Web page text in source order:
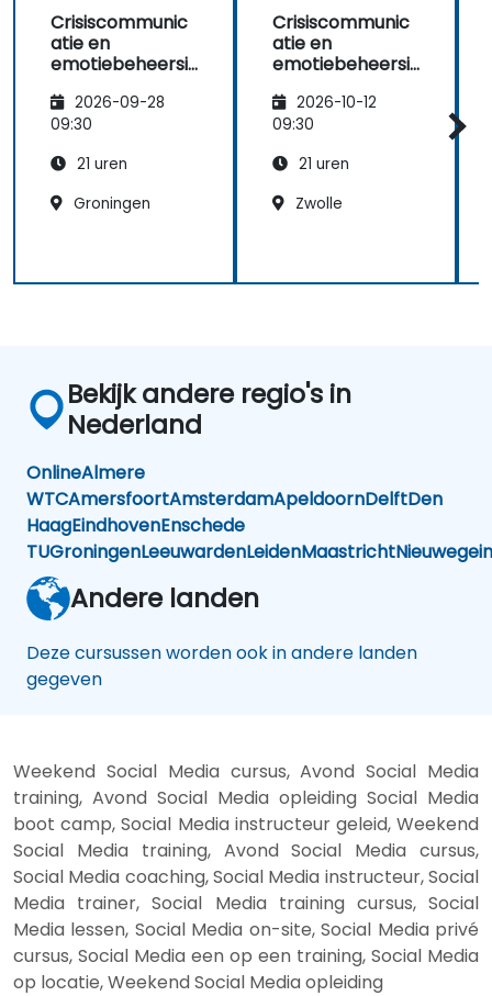
Crisiscommunic
atie en
emotiebeheersi
veldoperaties in
de publieke
2026-09-28
09:30
21 uren
Groningen
Crisiscommunic
atie en
emotiebeheersi
veldoperaties in
de publieke
2026-10-12
09:30
21 uren
Zwolle
Bekijk andere regio's in
Nederland
OnlineAlmere
WTCAmersfoortAmsterdamApeldoornDelftDen
HaagEindhovenEnschede
TUGroningenLeeuwardenLeidenMaastrichtNieuwegein
Andere landen
Deze cursussen worden ook in andere landen
gegeven
Weekend Social Media cursus, Avond Social Media
training, Avond Social Media opleiding Social Media
boot camp, Social Media instructeur geleid, Weekend
Social Media training, Avond Social Media cursus,
Social Media coaching, Social Media instructeur, Social
Media trainer, Social Media training cursus, Social
Media lessen, Social Media on-site, Social Media privé
cursus, Social Media een op een training, Social Media
op locatie, Weekend Social Media opleiding